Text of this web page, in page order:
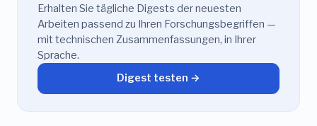
Erhalten Sie tägliche Digests der neuesten
Arbeiten passend zu Ihren Forschungsbegriffen —
mit technischen Zusammenfassungen, in Ihrer
Sprache.
Digest testen →